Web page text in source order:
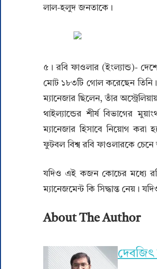
লাল-হলুদ জনতাকে।
৫। রবি ফাওলার (ইংল্যান্ড)-
মোট ১৮৩টি গোল করেছেন তিনি।
ম্যানেজার ছিলেন, তাঁর
থাইল্যান্ডের শীর্ষ বিভাগের
ম্যানেজার হিসাবে নিয়োগ
ফুটবল বিশ্ব রবি ফাওলারকে চেনে
যদিও এই কজন কোচের মধ্যে
ম্যানেজমেন্ট কি সিদ্ধান্ত নেয়।
About The Author